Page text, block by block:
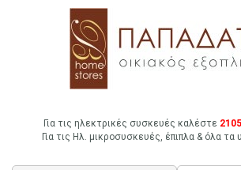
Για τις ηλεκτρικές συσκευές καλέστε
Για τις Ηλ. μικροσυσκευές, έπιπλα & όλα τα